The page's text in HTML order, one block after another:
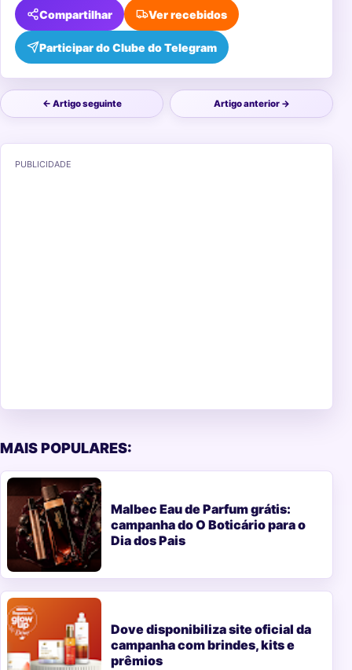
Compartilhar
Participar do Clube do Telegram
Ver recebidos
← Artigo seguinte Artigo anterior →
PUBLICIDADE
MAIS POPULARES:
Malbec Eau de Parfum grátis:
campanha do O Boticário para o
Dia dos Pais
Dove disponibiliza site oficial da
campanha com brindes, kits e
prêmios